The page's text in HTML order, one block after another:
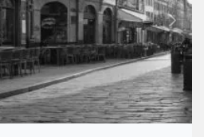
Suivant